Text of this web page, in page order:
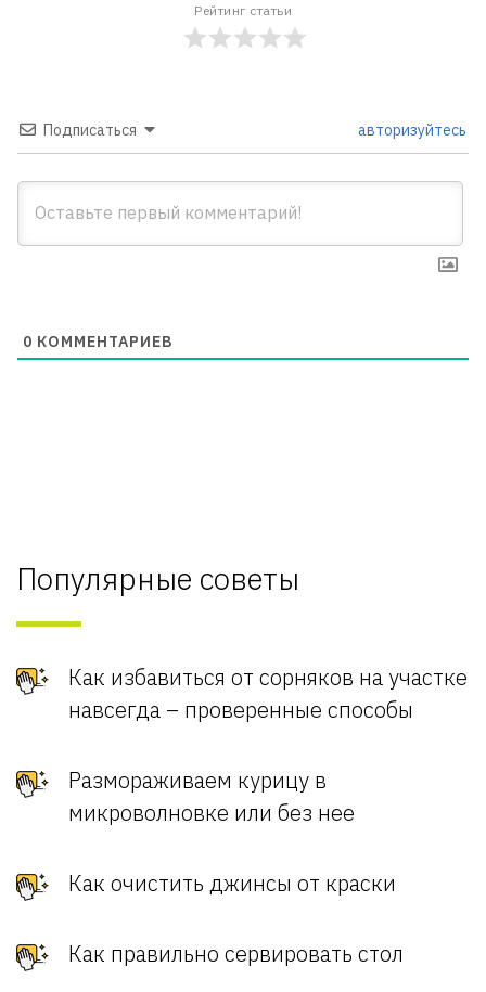
Рейтинг статьи
Подписаться авторизуйтесь
0 КОММЕНТАРИЕВ
Популярные советы
Как избавиться от сорняков на участке
навсегда – проверенные способы
Размораживаем курицу в
микроволновке или без нее
Как очистить джинсы от краски
Как правильно сервировать стол